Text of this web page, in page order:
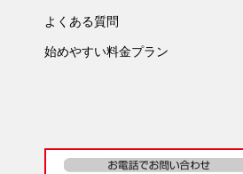
よくある質問
始めやすい料金プラン